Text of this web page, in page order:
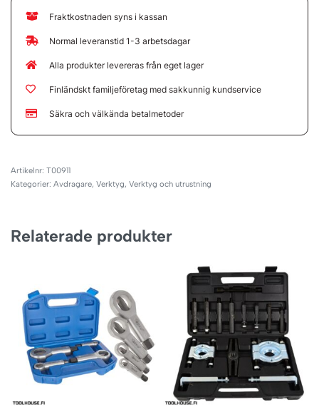
Fraktkostnaden syns i kassan
Normal leveranstid 1-3 arbetsdagar
Alla produkter levereras från eget lager
Finländskt familjeföretag med sakkunnig kundservice
Säkra och välkända betalmetoder
T00911
Kategorier: Avdragare, Verktyg, Verktyg och utrustning
Relaterade produkter